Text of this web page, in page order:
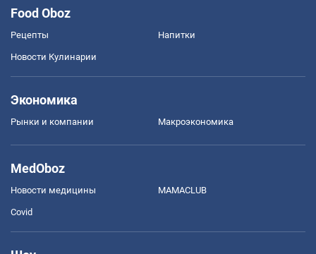
Food Oboz
Рецепты Напитки
Новости Кулинарии
Экономика
Рынки и компании Mакроэкономика
MedOboz
Новости медицины MAMACLUB
Covid